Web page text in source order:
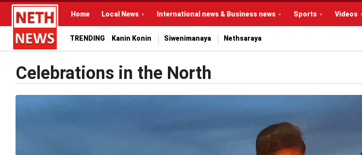
Home Local News International news & Business news Sports Videos
TRENDING Kanin Konin Siwenimanaya Nethsaraya
Celebrations in the North